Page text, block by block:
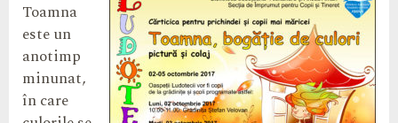
Toamna
este un
anotimp
minunat,
în care